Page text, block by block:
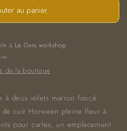
au panier
à Le Gars workshop
de la boutique
à deux volets marron foncé
cuir Horween pleine fleur à
pour cartes, un emplacement